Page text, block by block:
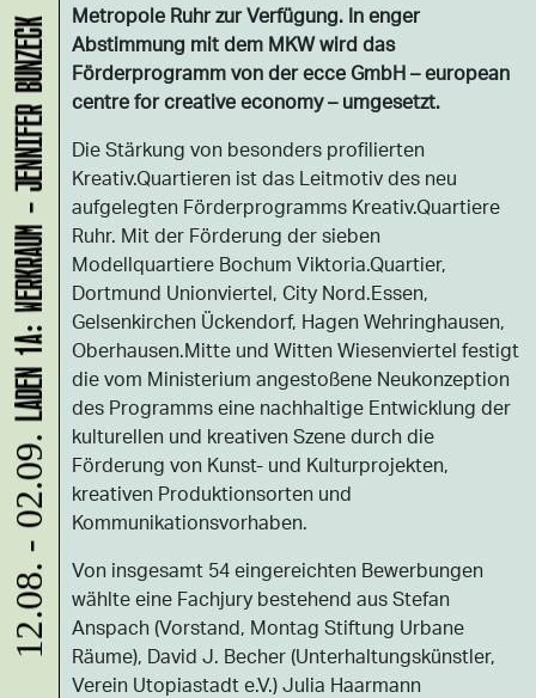
Metropole Ruhr zur Verfügung. In enger
Abstimmung mit dem MKW wird das
Förderprogramm von der ecce GmbH – european
centre for creative economy – umgesetzt.
Die Stärkung von besonders profilierten
Kreativ.Quartieren ist das Leitmotiv des neu
aufgelegten Förderprogramms Kreativ.Quartiere
Ruhr. Mit der Förderung der sieben
Modellquartiere Bochum Viktoria.Quartier,
Dortmund Unionviertel, City Nord.Essen,
Gelsenkirchen Ückendorf, Hagen Wehringhausen,
Oberhausen.Mitte und Witten Wiesenviertel festigt
die vom Ministerium angestoßene Neukonzeption
des Programms eine nachhaltige Entwicklung der
kulturellen und kreativen Szene durch die
Förderung von Kunst- und Kulturprojekten,
kreativen Produktionsorten und
Kommunikationsvorhaben.
Von insgesamt 54 eingereichten Bewerbungen
wählte eine Fachjury bestehend aus Stefan
Anspach (Vorstand, Montag Stiftung Urbane
Räume), David J. Becher (Unterhaltungskünstler,
Verein Utopiastadt e.V.) Julia Haarmann
12.08. - 02.09.
LADEN 1A: WERKRAUM - JENNIFER BUNZECK